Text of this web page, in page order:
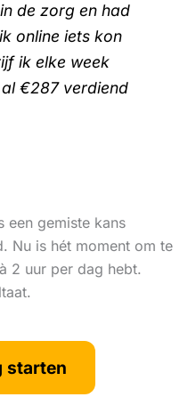
de zorg en had
online iets kon
ik elke week
€287 verdiend
een gemiste kans
Nu is hét moment om te
2 uur per dag hebt.
starten